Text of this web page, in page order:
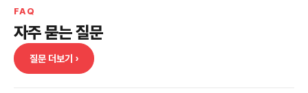
FAQ
자주 묻는 질문
질문 더보기 ›